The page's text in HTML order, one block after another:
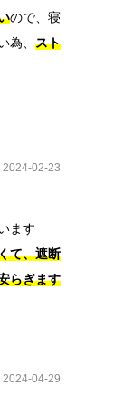
ので、寝
為、 スト
2024-02-23
ます
て、遮断
らぎます
2024-04-29